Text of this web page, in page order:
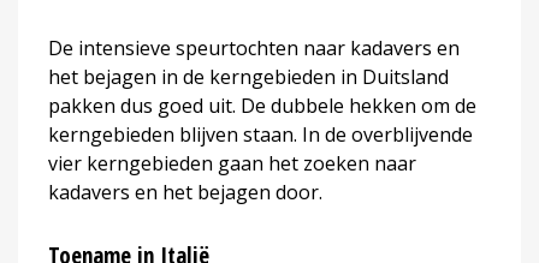
De intensieve speurtochten naar kadavers en
het bejagen in de kerngebieden in Duitsland
pakken dus goed uit. De dubbele hekken om de
kerngebieden blijven staan. In de overblijvende
vier kerngebieden gaan het zoeken naar
kadavers en het bejagen door.
Toename in Italië